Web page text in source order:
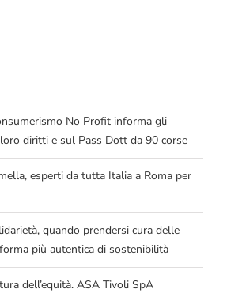
No Profit informa gli
diritti e sul Pass Dott da 90 corse
esperti da tutta Italia a Roma per
quando prendersi cura delle
più autentica di sostenibilità
dell’equità. ASA Tivoli SpA